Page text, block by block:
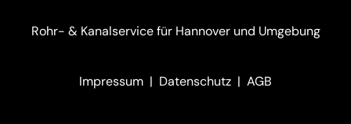
Rohr- & Kanalservice für Hannover und Umgebung
Impressum | Datenschutz | AGB